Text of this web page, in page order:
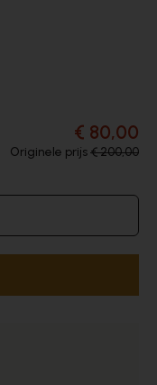
€ 80,00
Originele prijs€ 200,00